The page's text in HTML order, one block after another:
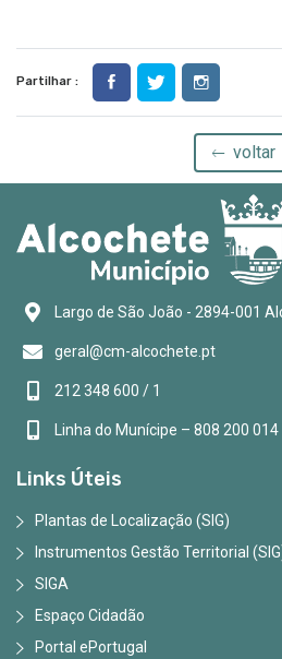
Partilhar :
voltar
Largo de São João - 2894-001
geral@cm-alcochete.pt
212 348 600 / 1
Linha do Munícipe – 808 200 014
Links Úteis
Plantas de Localização (SIG)
Instrumentos Gestão Territorial
SIGA
Espaço Cidadão
Portal ePortugal